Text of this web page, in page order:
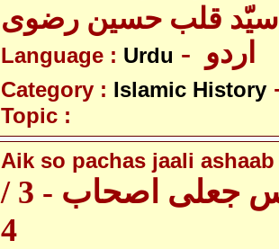
Language : Urdu
Category : Islamic History
Topic :
Aik so pachas jaali ashaab
ایک سو پچاس جعلی اصحاب - 3 /
4